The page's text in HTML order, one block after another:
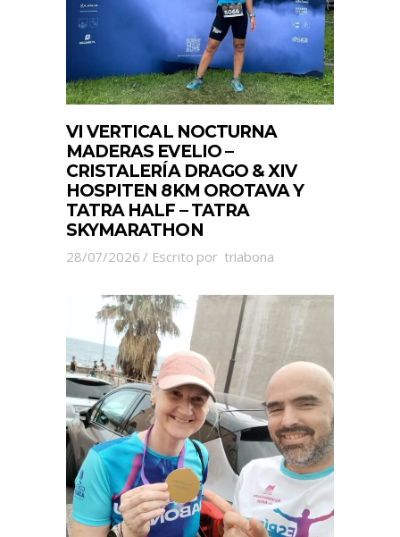
VI VERTICAL NOCTURNA
MADERAS EVELIO –
CRISTALERÍA DRAGO & XIV
HOSPITEN 8KM OROTAVA Y
TATRA HALF – TATRA
SKYMARATHON
28/07/2026 Escrito por triabona